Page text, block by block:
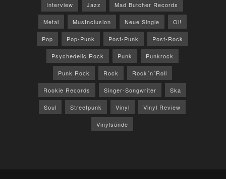
Interview Jazz Mad Butcher Records
Metal MusInclusion Neue Single Oi!
Pop Pop-Punk Post-Punk Post-Rock
Psychedelic Rock Punk Punkrock
Punk Rock Rock Rock´n´Roll
Rookie Records Singer-Songwriter Ska
Soul Streetpunk Vinyl Vinyl Review
Vinylsünde